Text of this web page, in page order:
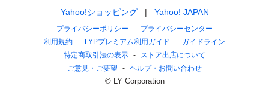
Yahoo!ショッピング
Yahoo! JAPAN
プライバシーポリシー
プライバシーセンター
利用規約
LYPプレミアム利用ガイド
ガイドライン
特定商取引法の表示
ストア出店について
ご意見・ご要望
ヘルプ・お問い合わせ
© LY Corporation